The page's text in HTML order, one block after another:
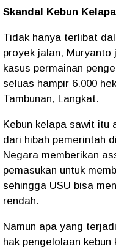
Skandal Kebun
Tidak hanya terlibat
proyek jalan,
kasus permainan
seluas hampir 6.000
Tambunan, Langkat.
Kebun kelapa sawit itu
dari hibah pemerintah
Negara memberikan
pemasukan untuk
sehingga USU bisa
rendah.
Namun apa yang
hak pengelolaan